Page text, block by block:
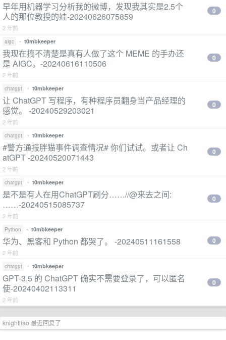
早年用机器学习分析我的微博，发现我其实是2.5个
人的那位教授的娃-20240626075859
2 年前
0
aigc • t0mbkeeper
我现在搞不清楚是真有人做了这个 MEME 的手办还
是 AIGC。-20240616110506
2 年前
0
chatgpt • t0mbkeeper
让 ChatGPT 写程序，有种程序员翻身当产品经理的
感觉。 -20240529203021
2 年前
0
chatgpt • t0mbkeeper
#警方通报胖猫事件调查情况# 你们试试。或者让 Ch
atGPT -20240520071443
2 年前
0
chatgpt • t0mbkeeper
是不是有人在用ChatGPT刷分……//@来去之间:
……-20240515085737
2 年前
0
Python • t0mbkeeper
华为、黑客和 Python 都哭了。 -20240511161558
2 年前
0
chatgpt • t0mbkeeper
GPT-3.5 的 ChatGPT 确实不需要登录了，可以匿名
使-20240402113311
2 年前
0
knightliao 最近回复了